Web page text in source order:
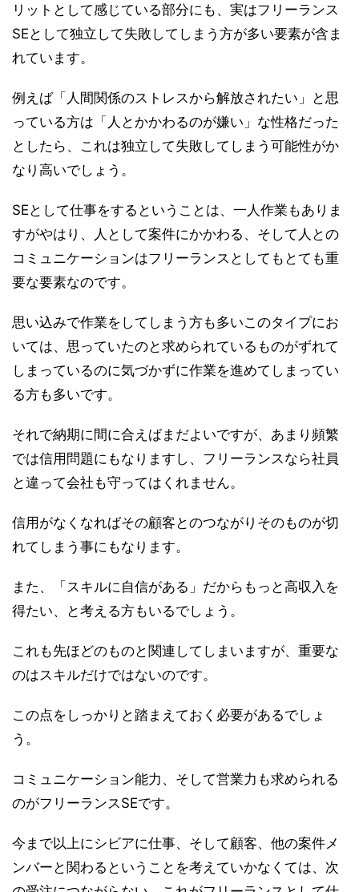
リットとして感じている部分にも、実はフリーランス
SEとして独立して失敗してしまう方が多い要素が含ま
れています。
例えば「人間関係のストレスから解放されたい」と思
っている方は「人とかかわるのが嫌い」な性格だった
としたら、これは独立して失敗してしまう可能性がか
なり高いでしょう。
SEとして仕事をするということは、一人作業もありま
すがやはり、人として案件にかかわる、そして人との
コミュニケーションはフリーランスとしてもとても重
要な要素なのです。
思い込みで作業をしてしまう方も多いこのタイプにお
いては、思っていたのと求められているものがずれて
しまっているのに気づかずに作業を進めてしまってい
る方も多いです。
それで納期に間に合えばまだよいですが、あまり頻繁
では信用問題にもなりますし、フリーランスなら社員
と違って会社も守ってはくれません。
信用がなくなればその顧客とのつながりそのものが切
れてしまう事にもなります。
また、「スキルに自信がある」だからもっと高収入を
得たい、と考える方もいるでしょう。
これも先ほどのものと関連してしまいますが、重要な
のはスキルだけではないのです。
この点をしっかりと踏まえておく必要があるでしょ
う。
コミュニケーション能力、そして営業力も求められる
のがフリーランスSEです。
今まで以上にシビアに仕事、そして顧客、他の案件メ
ンバーと関わるということを考えていかなくては、次